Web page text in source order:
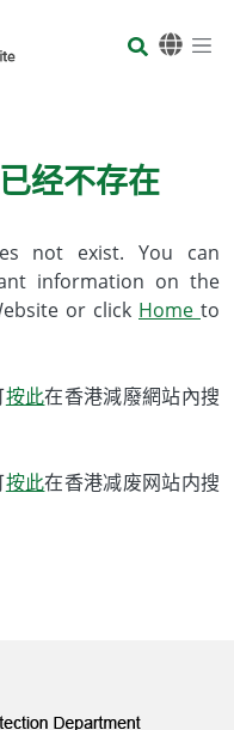
Body
经不存在
not exist. You can
information on the
or click Home to
按此在香港減廢網站內搜
按此在香港减废网站内搜